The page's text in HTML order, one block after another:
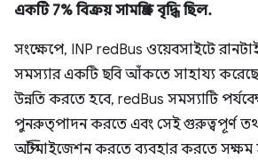
একটি 7% বিক্রয় সামগ্রিক বৃদ্ধি ছিল.
সংক্ষেপে, INP redBus ওয়েবসাইটে
সমস্যার একটি ছবি আঁকতে সাহায্য
উন্নতি করতে হবে, redBus সমস্যাটি
পুনরুত্পাদন করতে এবং সেই গুরুত্বপূর্ণ
অপ্টিমাইজেশন করতে ব্যবহার করতে সক্ষম